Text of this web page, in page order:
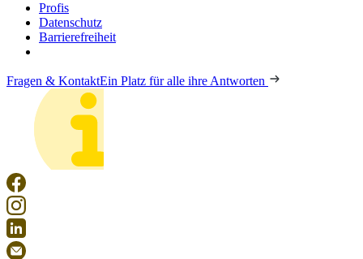
Profis
Datenschutz
Barrierefreiheit
Fragen & KontaktEin Platz für alle ihre Antworten